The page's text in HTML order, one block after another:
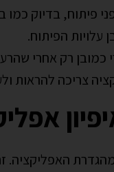
פיתוח, בדיוק
עלויות הפיתוח.
כמובן רק אחרי
צריכה להראות
מהגדרת